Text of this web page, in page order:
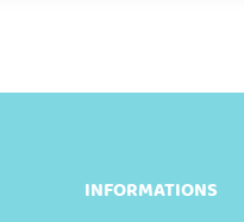
INFORMATIONS